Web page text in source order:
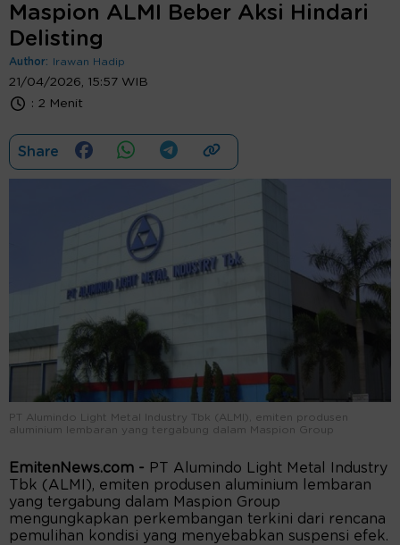
Maspion ALMI Beber Aksi Hindari
Delisting
Author: Irawan Hadip
21/04/2026, 15:57 WIB
: 2 Menit
Share
PT Alumindo Light Metal Industry Tbk (ALMI), emiten produsen
aluminium lembaran yang tergabung dalam Maspion Group
EmitenNews.com - PT Alumindo Light Metal Industry
Tbk (ALMI), emiten produsen aluminium lembaran
yang tergabung dalam Maspion Group
mengungkapkan perkembangan terkini dari rencana
pemulihan kondisi yang menyebabkan suspensi efek.